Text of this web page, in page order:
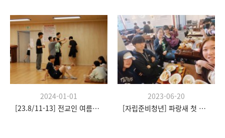
2024-01-01
[23.8/11-13] 전교인 여름수련회
2023-06-20
[자립준비청년] 파랑새 첫 모임